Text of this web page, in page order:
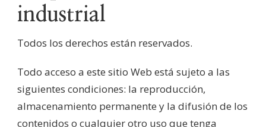
industrial
Todos los derechos están reservados.
Todo acceso a este sitio Web está sujeto a las
siguientes condiciones: la reproducción,
almacenamiento permanente y la difusión de los
contenidos o cualquier otro uso que tenga